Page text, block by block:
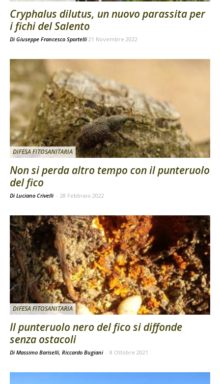
Cryphalus dilutus, un nuovo parassita per
i fichi del Salento
Di Giuseppe Francesco Sportelli 21 Novembre 2022
DIFESA FITOSANITARIA
Non si perda altro tempo con il punteruolo
del fico
Di Luciano Crivelli - 28 Febbraio 2022
DIFESA FITOSANITARIA
Il punteruolo nero del fico si diffonde
senza ostacoli
Di Massimo Bariselli, Riccardo Bugiani - 8 Ottobre 2021